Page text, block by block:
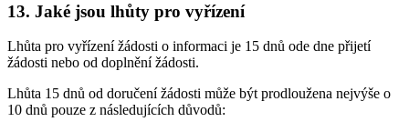
13. Jaké jsou lhůty pro vyřízení
Lhůta pro vyřízení žádosti o informaci je 15 dnů ode dne přijetí
žádosti nebo od doplnění žádosti.
Lhůta 15 dnů od doručení žádosti může být prodloužena nejvýše o
10 dnů pouze z následujících důvodů: